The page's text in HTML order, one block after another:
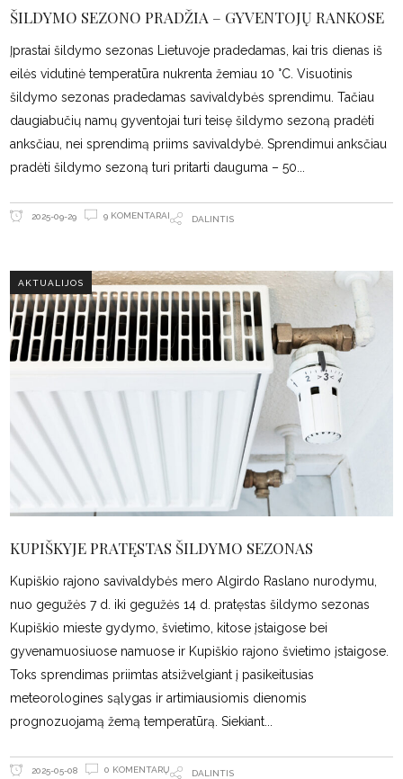
ŠILDYMO SEZONO PRADŽIA – GYVENTOJŲ RANKOSE
Įprastai šildymo sezonas Lietuvoje pradedamas, kai tris dienas iš
eilės vidutinė temperatūra nukrenta žemiau 10 °C. Visuotinis
šildymo sezonas pradedamas savivaldybės sprendimu. Tačiau
daugiabučių namų gyventojai turi teisę šildymo sezoną pradėti
anksčiau, nei sprendimą priims savivaldybė. Sprendimui anksčiau
pradėti šildymo sezoną turi pritarti dauguma – 50
2025-09-29 9 KOMENTARAI DALINTIS
AKTUALIJOS
KUPIŠKYJE PRATĘSTAS ŠILDYMO SEZONAS
Kupiškio rajono savivaldybės mero Algirdo Raslano nurodymu,
nuo gegužės 7 d. iki gegužės 14 d. pratęstas šildymo sezonas
Kupiškio mieste gydymo, švietimo, kitose įstaigose bei
gyvenamuosiuose namuose ir Kupiškio rajono švietimo įstaigose.
Toks sprendimas priimtas atsižvelgiant į pasikeitusias
meteorologines sąlygas ir artimiausiomis dienomis
prognozuojamą žemą temperatūrą. Siekiant
2025-05-08 0 KOMENTARŲ DALINTIS